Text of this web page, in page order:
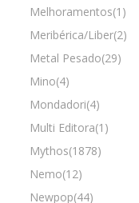
Melhoramentos(1)
Meribérica/Liber(2)
Metal Pesado(29)
Mino(4)
Mondadori(4)
Multi Editora(1)
Mythos(1878)
Nemo(12)
Newpop(44)